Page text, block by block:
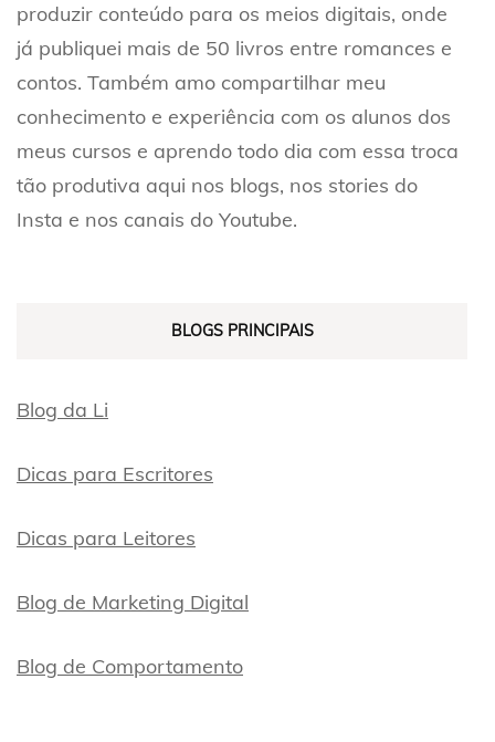
produzir conteúdo para os meios digitais, onde
já publiquei mais de 50 livros entre romances e
contos. Também amo compartilhar meu
conhecimento e experiência com os alunos dos
meus cursos e aprendo todo dia com essa troca
tão produtiva aqui nos blogs, nos stories do
Insta e nos canais do Youtube.
BLOGS PRINCIPAIS
Blog da Li
Dicas para Escritores
Dicas para Leitores
Blog de Marketing Digital
Blog de Comportamento